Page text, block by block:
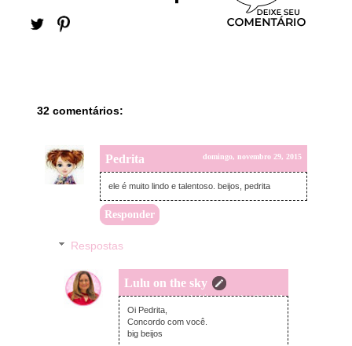
32 comentários:
Pedrita domingo, novembro 29, 2015
ele é muito lindo e talentoso. beijos, pedrita
Responder
Respostas
Lulu on the sky
segunda-feira, novembro 30, 2015
Oi Pedrita,
Concordo com você.
big beijos